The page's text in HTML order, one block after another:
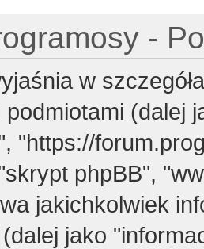
-
w
podmiotami (dalej
"https://
phpBB",
jakichkolwiek
jako